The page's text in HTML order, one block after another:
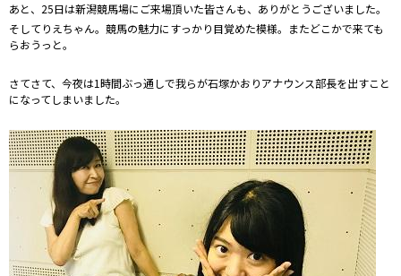
Well-being 防災・減災
会社概要・ビジョン
あと、25日は新潟競馬場にご来場頂いた皆さんも、ありがとうございました。
そしてりえちゃん。競馬の魅力にすっかり目覚めた模様。またどこかで来ても
らおうっと。
さてさて、今夜は1時間ぶっ通しで我らが石塚かおりアナウンス部長を出すこと
になってしまいました。